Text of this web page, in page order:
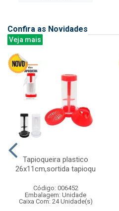
Confira as Novidades
Veja mais
Tapioqueira plastico
26x11cm,sortida tapioqu
Código: 006452
Embalagem: Unidade
Caixa Com: 24 Unidade(s)